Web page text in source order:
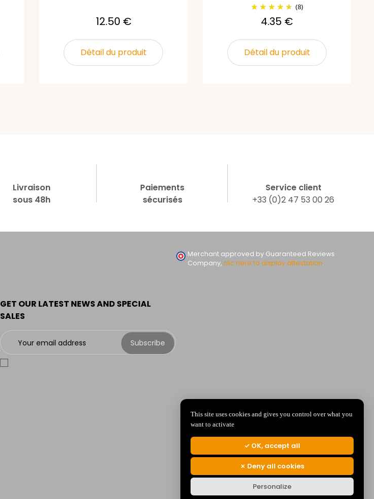
12.50 €
Détail du produit
(8)
4.35 €
Détail du produit
Livraison
sous 48h
Paiements
sécurisés
Service client
+33 (0)2 47 53 00 26
GET OUR LATEST NEWS AND SPECIAL
SALES
Subscribe
Merchant approved by Guaranteed Reviews
Company,clic here to display attestation.
This site uses cookies and gives you control over what you
want to activate
OK, accept all
Deny all cookies
Personalize